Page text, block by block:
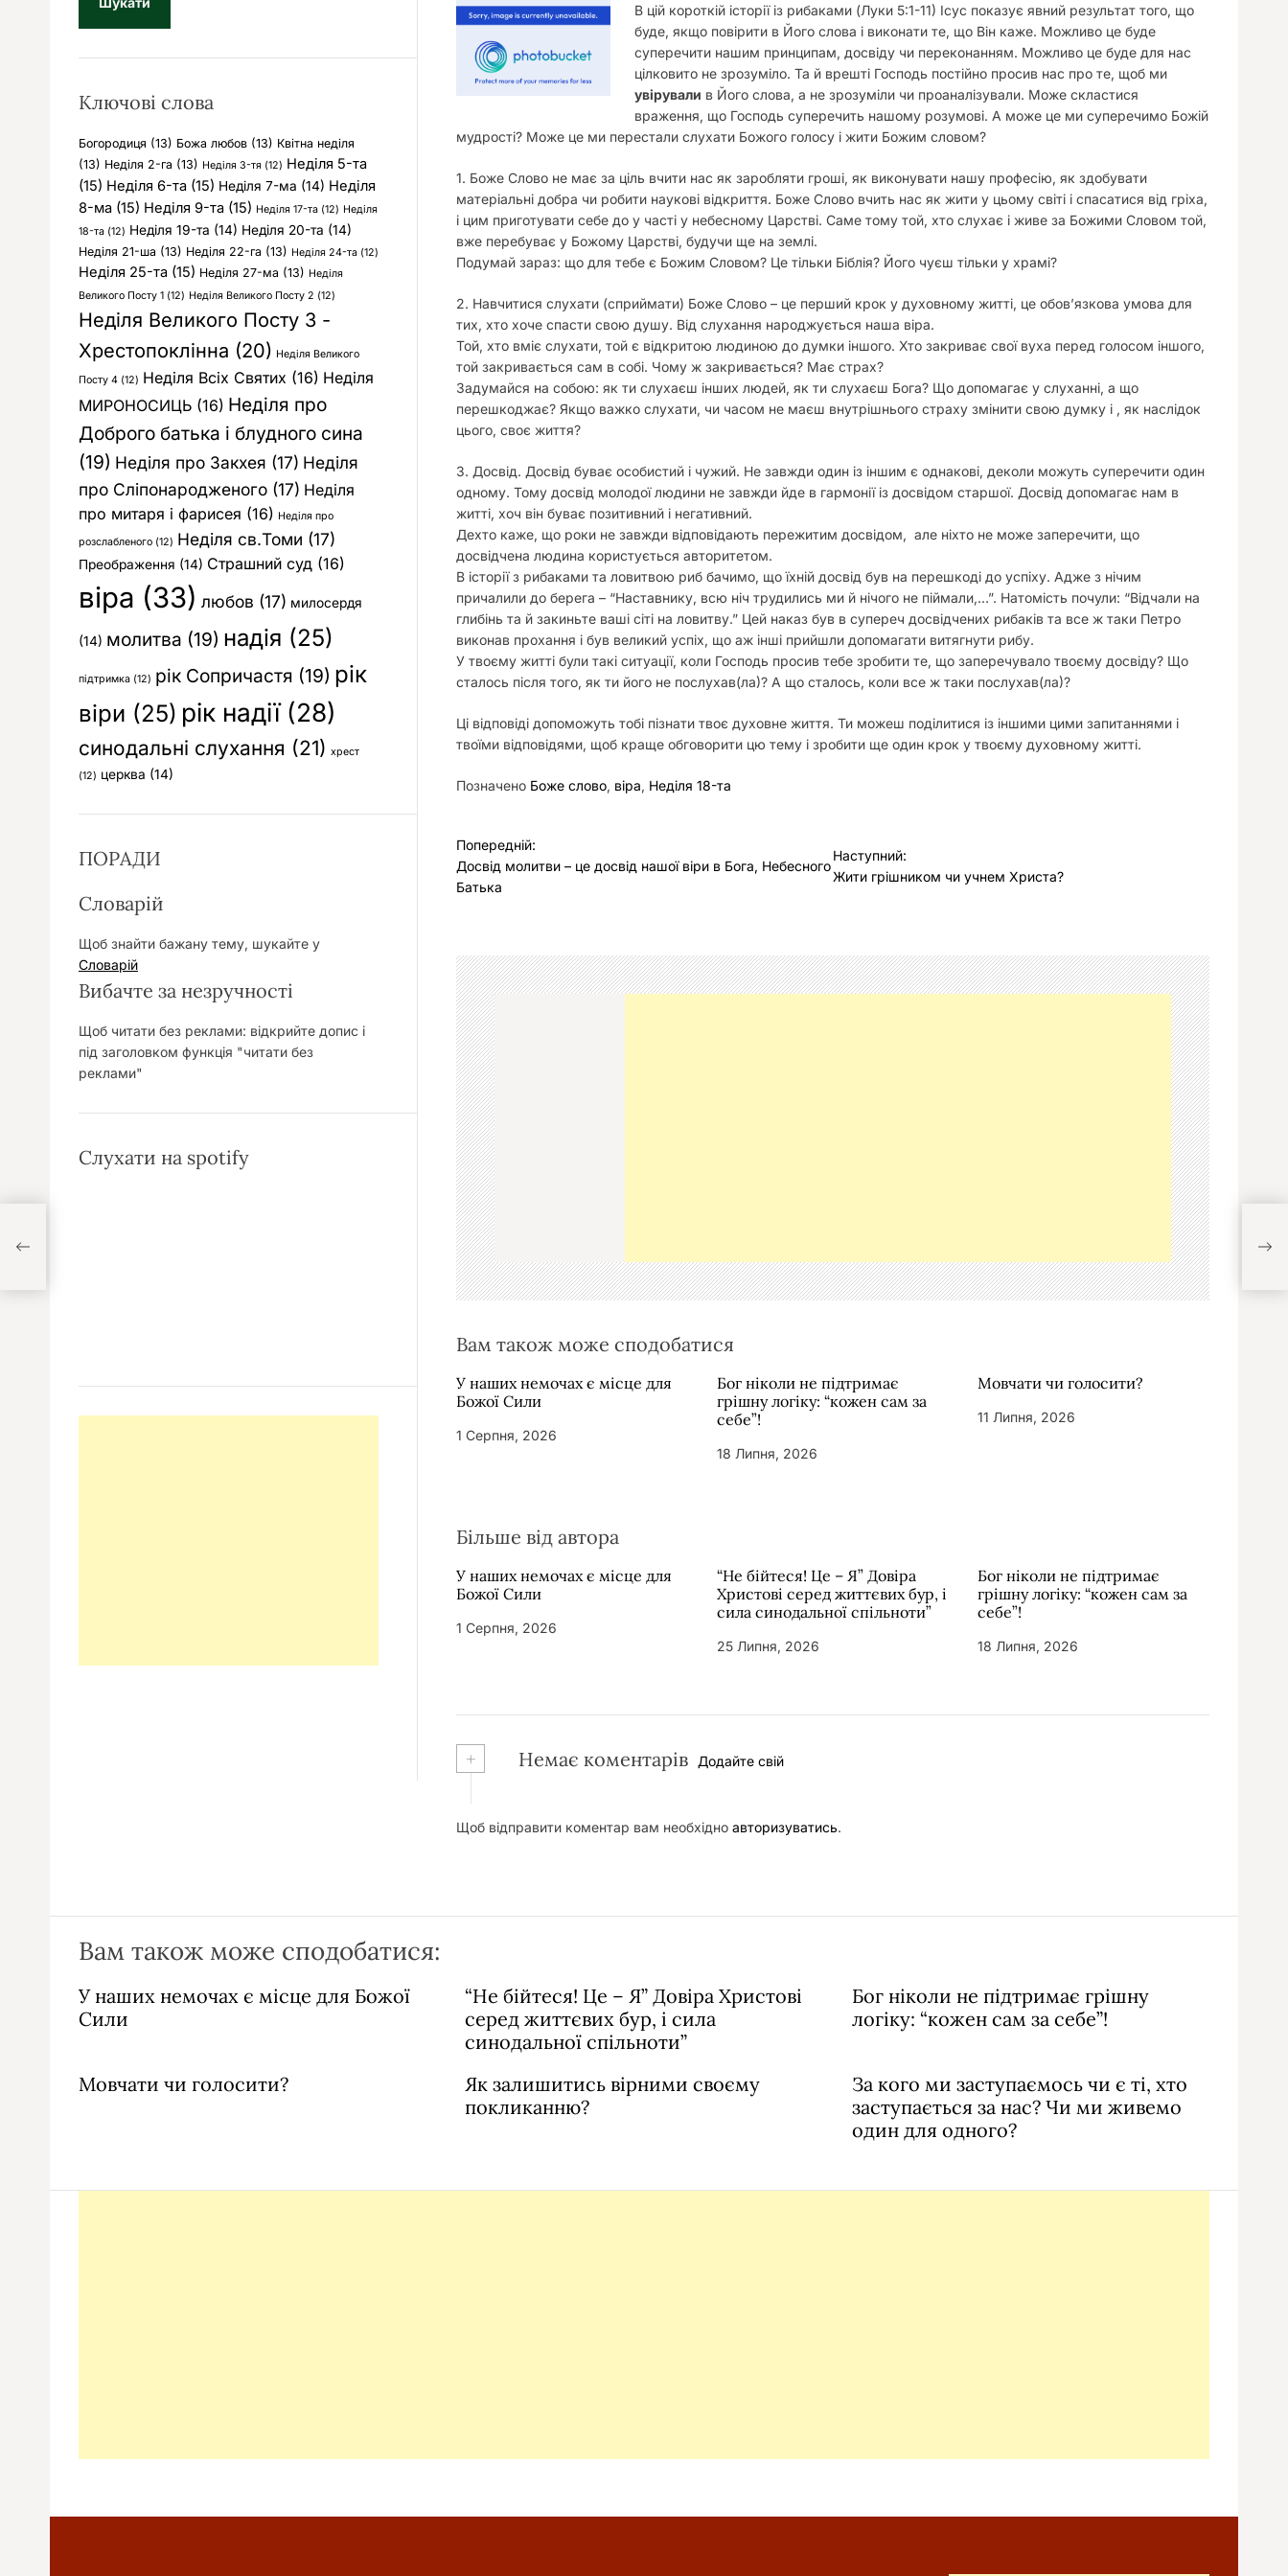
В цій короткій історії із рибаками (Луки 5:1-11) Ісус показує явний результат того, що
буде, якщо повірити в Його слова і виконати те, що Він каже. Можливо це буде
суперечити нашим принципам, досвіду чи переконанням. Можливо це буде для нас
цілковито не зрозуміло. Та й врешті Господь постійно просив нас про те, щоб ми
увірували в Його слова, а не зрозуміли чи проаналізували. Може скластися
враження, що Господь суперечить нашому розумові. А може це ми суперечимо Божій
мудрості? Може це ми перестали слухати Божого голосу і жити Божим словом?
1. Боже Слово не має за ціль вчити нас як заробляти гроші, як виконувати нашу професію, як здобувати
матеріальні добра чи робити наукові відкриття. Боже Слово вчить нас як жити у цьому світі і спасатися від гріха,
і цим приготувати себе до у часті у небесному Царстві. Саме тому той, хто слухає і живе за Божими Словом той,
вже перебуває у Божому Царстві, будучи ще на землі.
Подумай зараз: що для тебе є Божим Словом? Це тільки Біблія? Його чуєш тільки у храмі?
2. Навчитися слухати (сприймати) Боже Слово – це перший крок у духовному житті, це обов’язкова умова для
тих, хто хоче спасти свою душу. Від слухання народжується наша віра.
Той, хто вміє слухати, той є відкритою людиною до думки іншого. Хто закриває свої вуха перед голосом іншого,
той закривається сам в собі. Чому ж закривається? Має страх?
Задумайся на собою: як ти слухаєш інших людей, як ти слухаєш Бога? Що допомагає у слуханні, а що
перешкоджає? Якщо важко слухати, чи часом не маєш внутрішнього страху змінити свою думку і , як наслідок
цього, своє життя?
3. Досвід. Досвід буває особистий і чужий. Не завжди один із іншим є однакові, деколи можуть суперечити один
одному. Тому досвід молодої людини не завжди йде в гармонії із досвідом старшої. Досвід допомагає нам в
житті, хоч він буває позитивний і негативний.
Дехто каже, що роки не завжди відповідають пережитим досвідом, але ніхто не може заперечити, що
досвідчена людина користується авторитетом.
В історії з рибаками та ловитвою риб бачимо, що їхній досвід був на перешкоді до успіху. Адже з нічим
причалили до берега – “Наставнику, всю ніч трудились ми й нічого не піймали,…”. Натомість почули: “Відчали на
глибінь та й закиньте ваші сіті на ловитву.” Цей наказ був в супереч досвідчених рибаків та все ж таки Петро
виконав прохання і був великий успіх, що аж інші прийшли допомагати витягнути рибу.
У твоєму житті були такі ситуації, коли Господь просив тебе зробити те, що заперечувало твоєму досвіду? Що
сталось після того, як ти його не послухав(ла)? А що сталось, коли все ж таки послухав(ла)?
Ці відповіді допоможуть тобі пізнати твоє духовне життя. Ти можеш поділитися із іншими цими запитаннями і
твоїми відповідями, щоб краще обговорити цю тему і зробити ще один крок у твоєму духовному житті.
Позначено Боже слово, віра, Неділя 18-та
Н
а
г
а
ц
і
я
з
а
п
и
с
і
Попередній:
Досвід молитви – це досвід нашої віри в Бога, Небесного
Батька
Наступний:
Жити грішником чи учнем Христа?
Вам також може сподобатися
У наших немочах є місце для
Божої Сили
1 Серпня, 2026
Бог ніколи не підтримає
грішну логіку: “кожен сам за
себе”!
18 Липня, 2026
Мовчати чи голосити?
11 Липня, 2026
Більше від автора
У наших немочах є місце для
Божої Сили
1 Серпня, 2026
“Не бійтеся! Це – Я” Довіра
Христові серед життєвих бур, і
сила синодальної спільноти”
25 Липня, 2026
Бог ніколи не підтримає
грішну логіку: “кожен сам за
себе”!
18 Липня, 2026
+ Немає коментарів Додайте свій
Щоб відправити коментар вам необхідно авторизуватись.
к
Ключові слова
Богородиця (13) Божа любов (13) Квітна неділя
(13) Неділя 2-га (13) Неділя 3-тя (12) Неділя 5-та
(15) Неділя 6-та (15) Неділя 7-ма (14) Неділя
8-ма (15) Неділя 9-та (15) Неділя 17-та (12) Неділя
18-та (12) Неділя 19-та (14) Неділя 20-та (14)
Неділя 21-ша (13) Неділя 22-га (13) Неділя 24-та (12)
Неділя 25-та (15) Неділя 27-ма (13) Неділя
Великого Посту 1 (12) Неділя Великого Посту 2 (12)
Неділя Великого Посту 3 -
Хрестопоклінна (20) Неділя Великого
Посту 4 (12) Неділя Всіх Святих (16) Неділя
МИРОНОСИЦЬ (16) Неділя про
Доброго батька і блудного сина
(19) Неділя про Закхея (17) Неділя
про Сліпонародженого (17) Неділя
про митаря і фарисея (16) Неділя про
розслабленого (12) Неділя св.Томи (17)
Преображення (14) Страшний суд (16)
віра (33) любов (17) милосердя
(14) молитва (19) надія (25)
підтримка (12) рік Сопричастя (19) рік
віри (25) рік надії(28)
синодальні слухання (21) хрест
(12) церква (14)
ПОРАДИ
Словарій
Щоб знайти бажану тему, шукайте у
Словарій
Вибачте за незручності
Щоб читати без реклами: відкрийте допис і
під заголовком функція "читати без
реклами"
Слухати на spotify
Вам також може сподобатися:
У наших немочах є місце для Божої
Сили
“Не бійтеся! Це – Я” Довіра Христові
серед життєвих бур, і сила
синодальної спільноти”
Бог ніколи не підтримає грішну
логіку: “кожен сам за себе”!
Мовчати чи голосити?
Як залишитись вірними своєму
покликанню?
За кого ми заступаємось чи є ті, хто
заступається за нас? Чи ми живемо
один для одного?